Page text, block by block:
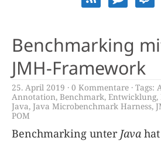
Benchmarking
JMH-Framework
25. April 2019 0 Kommentare Tags:
Annotation, Benchmark, Entwicklung,
Java, Java Microbenchmark Harness,
POM
Benchmarking unter Java